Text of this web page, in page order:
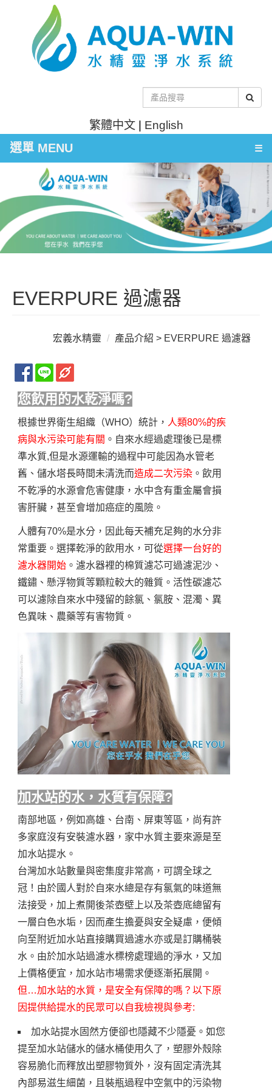
繁體中文| English
選單 MENU ☰
EVERPURE 過濾器
宏義水精靈 產品介紹 > EVERPURE 過濾器
您飲用的水乾淨嗎?
根據世界衛生組織（WHO）統計， 人類80%的疾
病與水污染可能有關 。自來水經過處理後已是標
準水質,但是水源運輸的過程中可能因為水管老
舊、儲水塔長時間未清洗而造成二次污染。飲用
不乾凈的水源會危害健康，水中含有重金屬會損
害肝臟，甚至會增加癌症的風險。
人體有70%是水分，因此每天補充足夠的水分非
常重要。選擇乾淨的飲用水，可從選擇一台好的
濾水器開始。濾水器裡的棉質濾芯可過濾泥沙、
鐵鏽、懸浮物質等顆粒較大的雜質。活性碳濾芯
可以濾除自來水中殘留的餘氯、氯胺、混濁、異
色異味、農藥等有害物質。
加水站的水，水質有保障?
南部地區，例如高雄、台南、屏東等區，尚有許
多家庭沒有安裝濾水器，家中水質主要來源是至
加水站提水。
台灣加水站數量與密集度非常高，可謂全球之
冠！由於國人對於自來水總是存有氯氣的味道無
法接受，加上煮開後茶壺壁上以及茶壺底總留有
一層白色水垢，因而產生擔憂與安全疑慮，便傾
向至附近加水站直接購買過濾水亦或是訂購桶裝
水。由於加水站過濾水標榜處理過的淨水，又加
上價格便宜，加水站市場需求便逐漸拓展開。
但…加水站的水質，是安全有保障的嗎？以下原
因提供給提水的民眾可以自我檢視與參考:
加水站提水固然方便卻也隱藏不少隱憂。如您
提至加水站儲水的儲水桶使用久了，塑膠外殼除
容易脆化而釋放出塑膠物質外，沒有固定清洗其
內部易滋生細菌，且裝瓶過程中空氣中的污染物